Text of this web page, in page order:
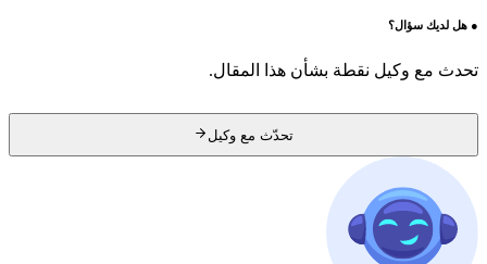
●هل لديك سؤال؟
تحدث مع وكيل نقطة بشأن هذا المقال.
تحدّث مع وكيل